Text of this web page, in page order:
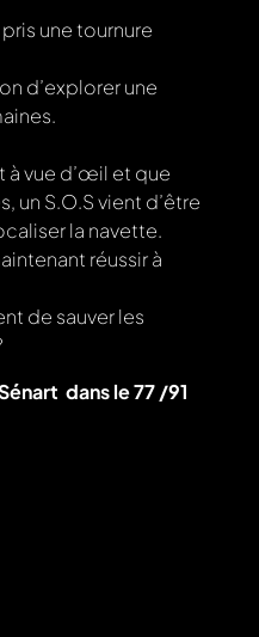
une tournure
d’explorer une
à vue d’œil et que
un S.O.S vient d’être
la navette.
réussir à
de sauver les
dans le 77 /91